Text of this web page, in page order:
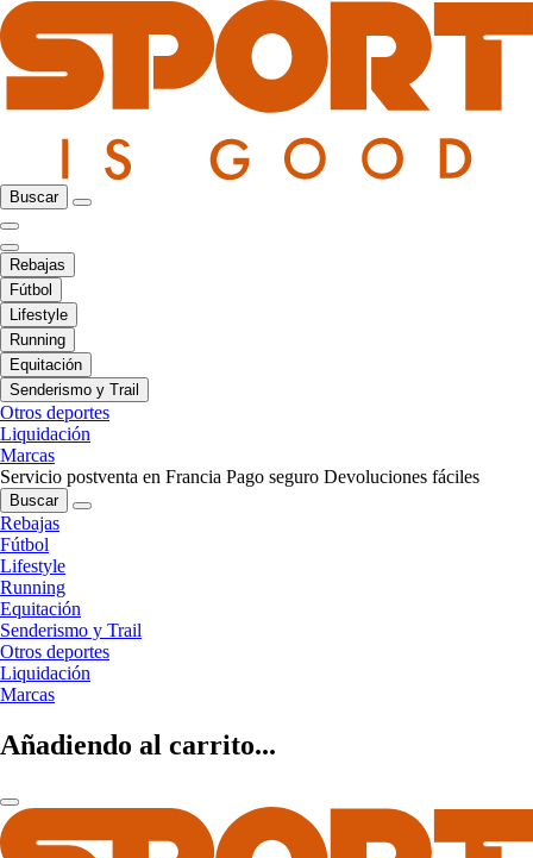
Buscar
Rebajas
Fútbol
Lifestyle
Running
Equitación
Senderismo y Trail
Otros deportes
Liquidación
Marcas
Servicio postventa en Francia Pago seguro Devoluciones fáciles
Buscar
Rebajas
Fútbol
Lifestyle
Running
Equitación
Senderismo y Trail
Otros deportes
Liquidación
Marcas
Añadiendo al carrito...